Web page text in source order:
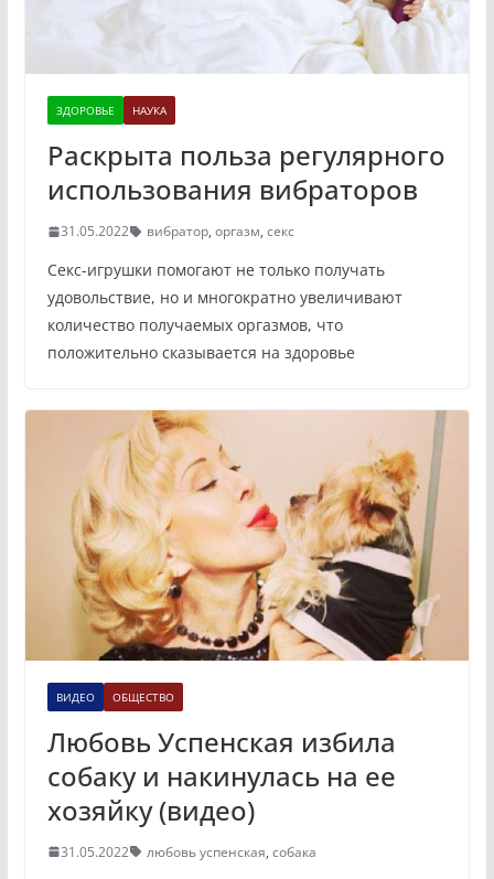
ЗДОРОВЬЕ НАУКА
Раскрыта польза регулярного
использования вибраторов
31.05.2022 вибратор, оргазм, секс
Секс-игрушки помогают не только получать
удовольствие, но и многократно увеличивают
количество получаемых оргазмов, что
положительно сказывается на здоровье
ВИДЕО ОБЩЕСТВО
Любовь Успенская избила
собаку и накинулась на ее
хозяйку (видео)
31.05.2022 любовь успенская, собака